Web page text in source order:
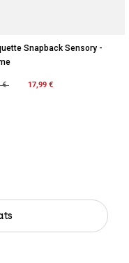
Snapback Sensory -
reduced from
€to 17,99 €